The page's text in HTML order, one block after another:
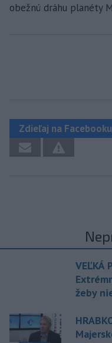
obežnú dráhu planéty
Zdieľaj na Facebooku
VEĽKÁ
žeby